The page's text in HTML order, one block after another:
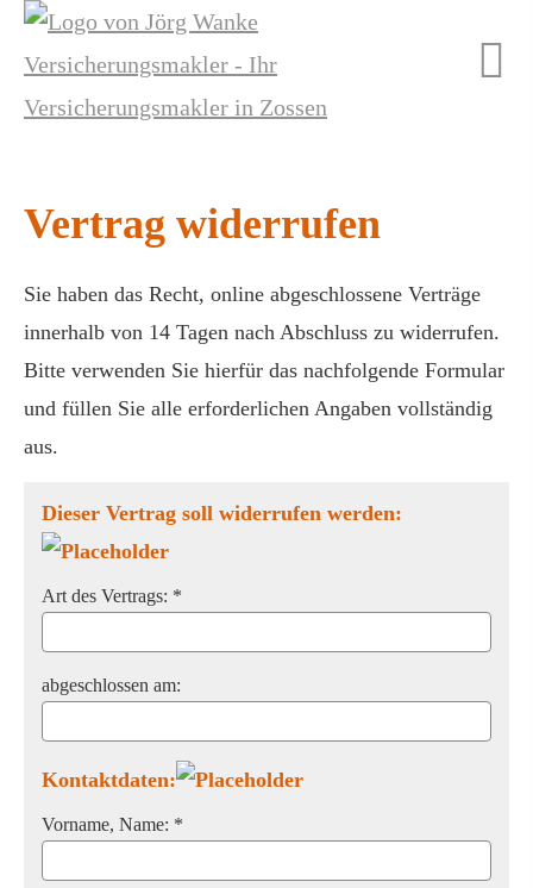
Vertrag widerrufen
Sie haben das Recht, online abgeschlossene Verträge
innerhalb von 14 Tagen nach Abschluss zu widerrufen.
Bitte verwenden Sie hierfür das nachfolgende Formular
und füllen Sie alle erforderlichen Angaben vollständig
aus.
Dieser Vertrag soll widerrufen werden:
Art des Vertrags: *
abgeschlossen am:
Kontaktdaten:
Vorname, Name: *